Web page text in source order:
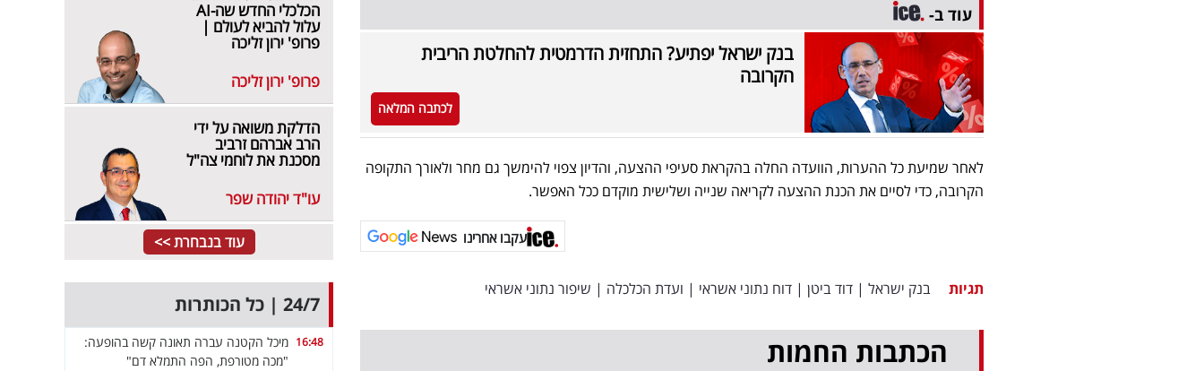
עוד ב-
בנק ישראל יפתיע? התחזית הדרמטית להחלטת הריבית
הקרובה
לכתבה המלאה
לאחר שמיעת כל ההערות, הוועדה החלה בהקראת סעיפי ההצעה, והדיון צפוי להימשך גם מחר ולאורך התקופה
הקרובה, כדי לסיים את הכנת ההצעה לקריאה שנייה ושלישית מוקדם ככל האפשר.
עקבו אחרינו
תגיות בנק ישראל | דוד ביטן | דוח נתוני אשראי | ועדת הכלכלה | שיפור נתוני אשראי
הכתבות החמות
הכלכלי החדש שה-AI
עלול להביא לעולם |
פרופ' ירון זליכה
פרופ' ירון זליכה
הדלקת משואה על ידי
הרב אברהם זרביב
מסכנת את לוחמי צה"ל
עו"ד יהודה שפר
עוד בנבחרת >>
24/7 | כל הכותרות
16:48 מיכל הקטנה עברה תאונה קשה בהופעה:
"מכה מטורפת, הפה התמלא דם"